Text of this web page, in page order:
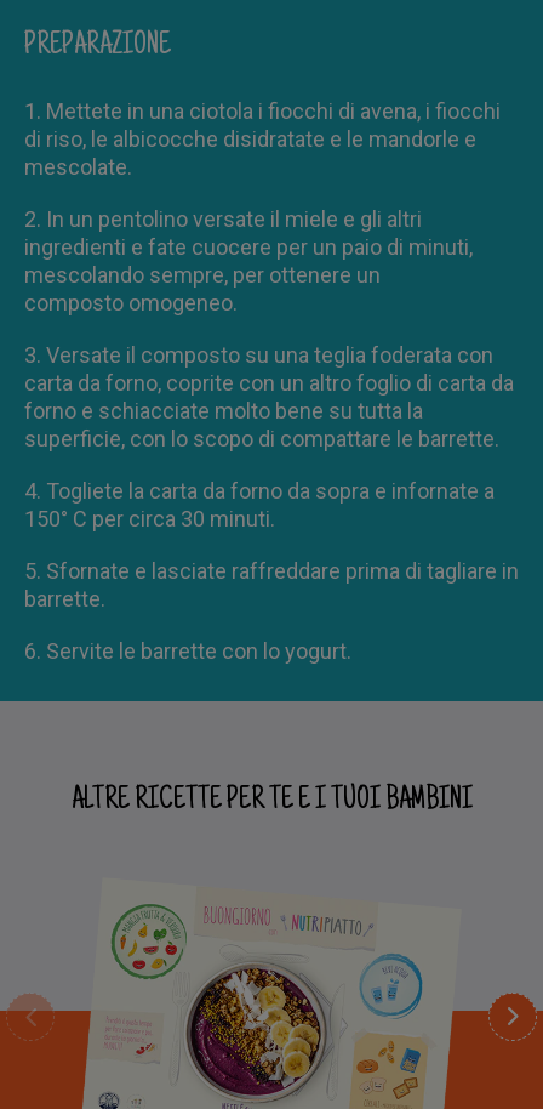
PREPARAZIONE
1. Mettete in una ciotola i fiocchi di avena, i fiocchi
di riso, le albicocche disidratate e le mandorle e
mescolate.
2. In un pentolino versate il miele e gli altri
ingredienti e fate cuocere per un paio di minuti,
mescolando sempre, per ottenere un
composto omogeneo.
3. Versate il composto su una teglia foderata con
carta da forno, coprite con un altro foglio di carta da
forno e schiacciate molto bene su tutta la
superficie, con lo scopo di compattare le barrette.
4. Togliete la carta da forno da sopra e infornate a
150° C per circa 30 minuti.
5. Sfornate e lasciate raffreddare prima di tagliare in
barrette.
6. Servite le barrette con lo yogurt.
ALTRE RICETTE PER TE E I TUOI BAMBINI